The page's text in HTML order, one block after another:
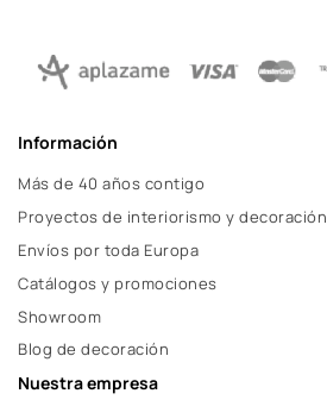
Información
Más de 40 años contigo
Proyectos de interiorismo y decoración
Envíos por toda Europa
Catálogos y promociones
Showroom
Blog de decoración
Nuestra empresa